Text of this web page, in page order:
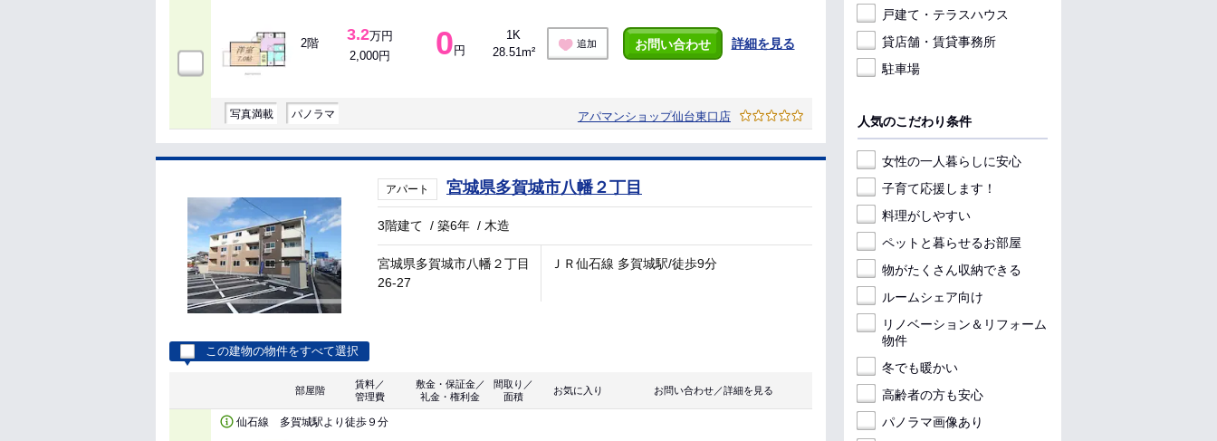
2階 3.2万円
2,000円
0 円
1K
28.51m²
追加 お問い合わせ 詳細を見る
写真満載 パノラマ アパマンショップ仙台東口店
アパート 宮城県多賀城市八幡２丁目
3階建て /築6年 / 木造
宮城県多賀城市八幡２丁目
26-27
ＪＲ仙石線 多賀城駅/徒歩9分
この建物の物件をすべて選択
部屋階
賃料／
管理費
敷金・保証金／
礼金・権利金
間取り／
面積
お気に入り お問い合わせ／詳細を見る
仙石線 多賀城駅より徒歩９分
戸建て・テラスハウス
貸店舗・賃貸事務所
駐車場
人気のこだわり条件
女性の一人暮らしに安心
子育て応援します！
料理がしやすい
ペットと暮らせるお部屋
物がたくさん収納できる
ルームシェア向け
リノベーション＆リフォーム
物件
冬でも暖かい
高齢者の方も安心
パノラマ画像あり